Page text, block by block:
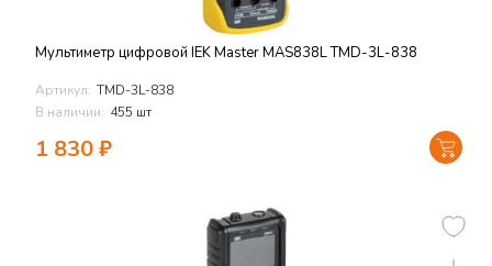
Мультиметр цифровой IEK Master MAS838L TMD-3L-838
Артикул: TMD-3L-838
В наличии: 455 шт
1 830₽